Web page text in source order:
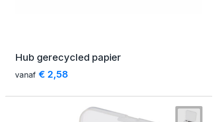
Hub gerecycled papier
vanaf € 2,58